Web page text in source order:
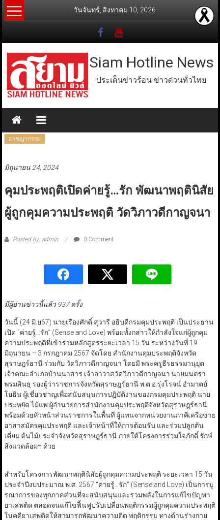
Skip
to
วันจันทร์, สิงหาคม 10, 2026
Siam Hotline News
ประเด็นข่าวร้อน ข่าวด่วนทั่วไทย
อาชญากรรม
มิถุนายน 24, 2024
คุมประพฤติเปิดค่ายรู้…รัก พัฒนาพฤตินิสัย
ผู้ถูกคุมความประพฤติ วัดวิภาวดีกาญจนา
Posted By: admin 0 Comment
มีผู้อ่านข่าวนี้แล้ว 937 ครั้ง
วันนี้ (24 มิ.ย67) นายเรืองศักดิ์ สุวารี อธิบดีกรมคุมประพฤติ เป็นประธาน
เปิด “ค่ายรู้…รัก” (Sense and Love) พร้อมทั้งกล่าวให้กำลังใจแก่ผู้ถูกคุม
ความประพฤติที่เข้าร่วมหลักสูตรระยะเวลา 15 วัน ระหว่างวันที่ 19
มิถุนายน – 3 กรกฎาคม 2567 จัดโดย สำนักงานคุมประพฤติจังหวัด
สุราษฎร์ธานี ร่วมกับ วัดวิภาวดีกาญจนา โดยมี พระครูธีรธรรมานุยุต
เจ้าคณะอำเภอบ้านนาสาร เจ้าอาวาสวัดวิภาวดีกาญจนา นายมนตรา
พรมสินธุ รองผู้ว่าราชการจังหวัดสุราษฎร์ธานี พ.ต.อ.รุ่งโรจน์ อำมาตย์
โยธิน ผู้เชี่ยวชาญเพื่อสนับสนุนการปฏิบัติงานของกรมคุมประพฤติ นาย
ประหยัด ไม้แพ ผู้อำนวยการสำนักงานคุมประพฤติจังหวัดสุราษฎร์ธานี
พร้อมด้วยหัวหน้าส่วนราชการในพื้นที่ ผู้แทนจากหน่วยงานภาคีเครือข่าย
อาสาสมัครคุมประพฤติ และเจ้าหน้าที่ให้การต้อนรับ และร่วมปลูกต้น
เคี่ยม ต้นไม้ประจำจังหวัดสุราษฎร์ธานี ภายใต้โครงการร่วมใจภักดิ์ รักษ์
สิ่งแวดล้อมฯ ด้วย
สำหรับโครงการพัฒนาพฤตินิสัยผู้ถูกคุมความประพฤติ ระยะเวลา 15 วัน
ประจำปีงบประมาณ พ.ศ. 2567 “ค่ายรู้…รัก” (Sense and Love) เป็นการบู
รณาการของทุกภาคส่วนที่จะสนับสนุนและรวมพลังในการแก้ไขปัญหา
ยาเสพติด ตลอดจนแก้ไขฟื้นฟูปรับเปลี่ยนพฤติกรรมผู้ถูกคุมความประพฤติ
ในคดียาเสพติดให้สามารถพัฒนาความคิด พฤติกรรม ทางด้านร่างกาย